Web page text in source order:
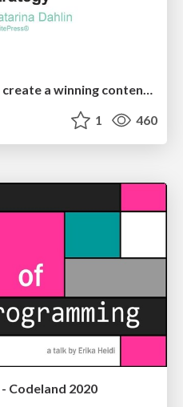
The B2B funnel & how to create a winning content strategy
1 460
Codeland 2020